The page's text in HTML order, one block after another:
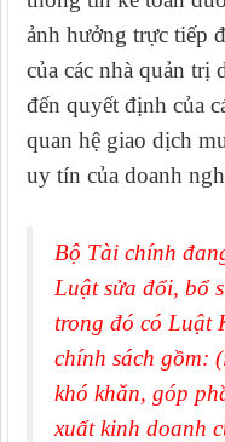
ảnh hưởng trực tiếp
của các nhà quản trị
đến quyết định của
quan hệ giao dịch
uy tín của doanh
Bộ Tài chính
Luật sửa đổi, bổ
trong đó có Luật
chính sách gồm:
khó khăn, góp
xuất kinh doanh